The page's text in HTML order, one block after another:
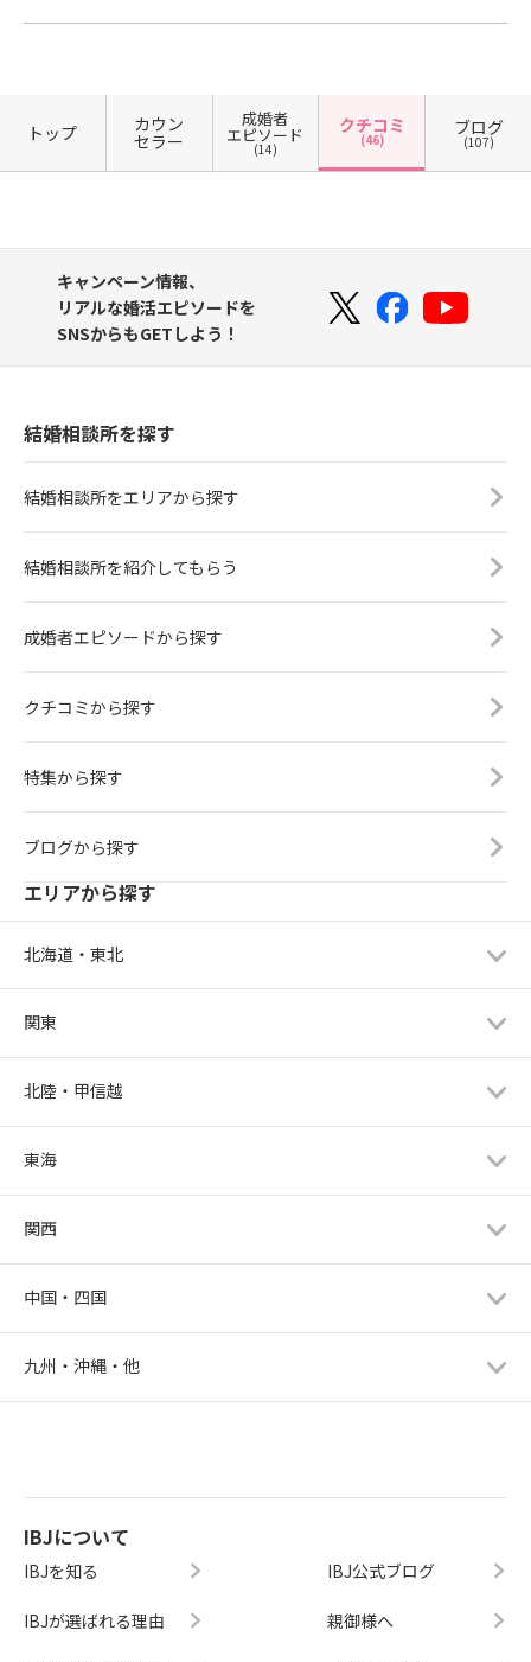
トップ カウン
セラー
成婚者
エピソード
(14)
クチコミ
(46)
ブログ
(107)
キャンペーン情報、
リアルな婚活エピソードを
SNSからもGETしよう！
結婚相談所を探す
結婚相談所をエリアから探す
結婚相談所を紹介してもらう
成婚者エピソードから探す
クチコミから探す
特集から探す
ブログから探す
エリアから探す
北海道・東北
関東
北陸・甲信越
東海
関西
中国・四国
九州・沖縄・他
IBJについて
IBJを知る
IBJが選ばれる理由
IBJ公式ブログ
親御様へ